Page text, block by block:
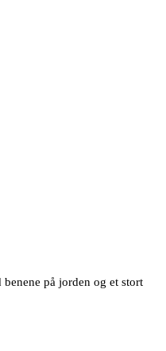
på jorden og et stort